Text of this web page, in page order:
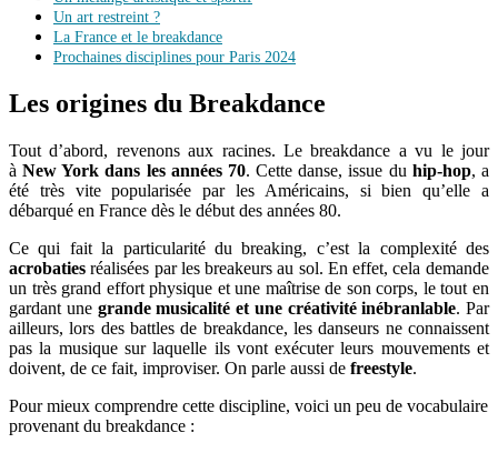
Un art restreint ?
La France et le breakdance
Prochaines disciplines pour Paris 2024
Les origines du Breakdance
Tout d’abord, revenons aux racines. Le breakdance a vu le jour
à New York dans les années 70. Cette danse, issue du hip-hop, a
été très vite popularisée par les Américains, si bien qu’elle a
débarqué en France dès le début des années 80.
Ce qui fait la particularité dubreaking, c’est la complexité des
acrobaties réalisées par lesbreakeurs au sol. En effet, cela demande
un très grand effort physique et une maîtrise de son corps, le tout en
gardant unegrande musicalité et une créativité inébranlable. Par
ailleurs, lors des battles de breakdance, les danseurs ne connaissent
pas la musique sur laquelle ils vont exécuter leurs mouvements et
doivent, de ce fait, improviser. On parle aussi de freestyle.
Pour mieux comprendre cette discipline, voici un peu de vocabulaire
provenant du breakdance :